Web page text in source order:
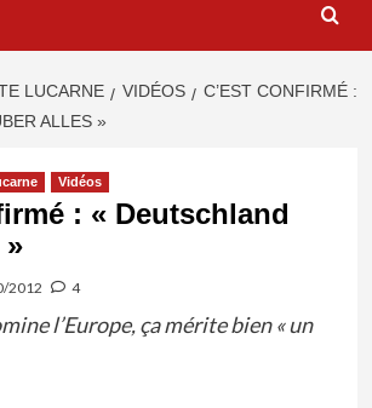
LUCARNE VIDÉOS
C’EST CONFIRMÉ :
ALLES »
Vidéos
: « Deutschland
2012 4
l’Europe, ça mérite bien « un